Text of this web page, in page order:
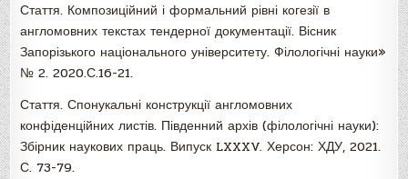
Стаття. Композиційний і формальний рівні когезії в
англомовних текстах тендерної документації. Вісник
Запорізького національного університету. Філологічні науки»
№ 2. 2020.С.16-21.
Стаття. Спонукальні конструкції англомовних
конфіденційних листів. Південний архів (філологічні науки):
Збірник наукових праць. Випуск LXXXV. Херсон: ХДУ, 2021.
С. 73-79.